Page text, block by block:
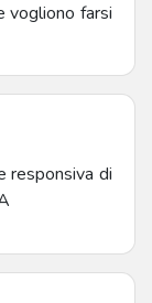
vogliono farsi
responsiva di